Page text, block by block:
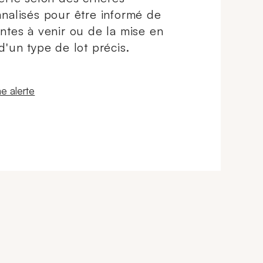
pour être informé de
à venir ou de la mise en
type de lot précis.
fenêtre
alerte